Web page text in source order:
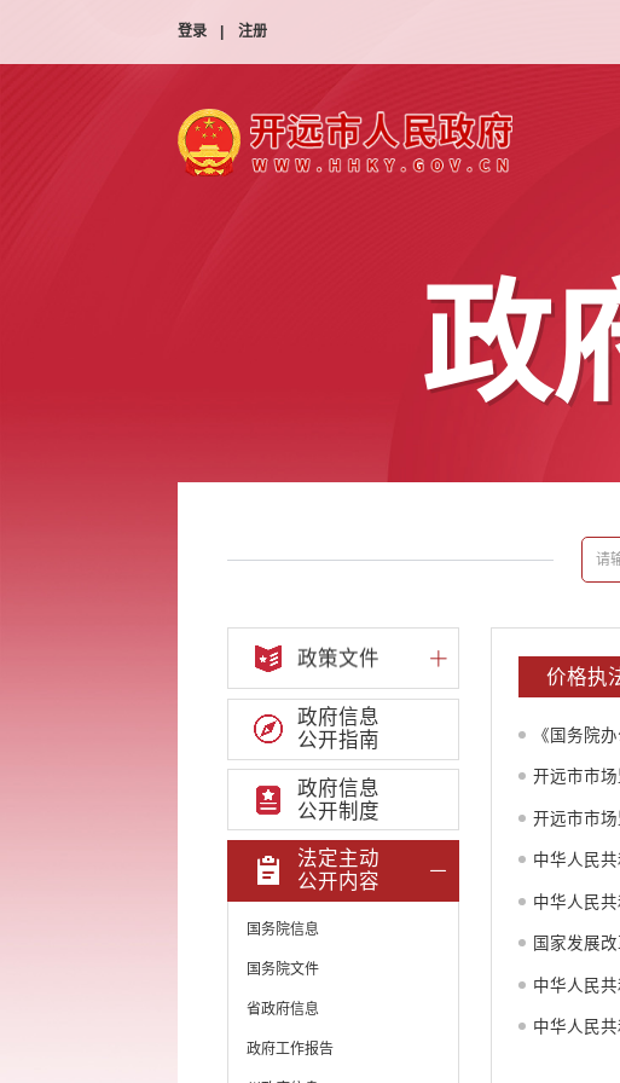
登录 注册
政
政策文件
政府信息
公开指南
政府信息
公开制度
法定主动
公开内容
国务院信息
国务院文件
省政府信息
政府工作报告
价格执
《国务院
开远市市
开远市市
中华人民
中华人民
国家发展
中华人民
中华人民